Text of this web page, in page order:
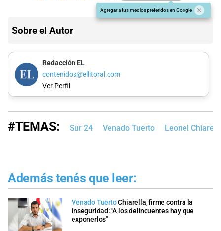
Agregar a tus medios preferidos en Google
Sobre el Autor
Redacción EL
contenidos@ellitoral.com
Ver Perfil
#TEMAS: Sur 24 Venado Tuerto Leonel
Además tenés que leer:
Venado TuertoChiarella, firme contra la
inseguridad: "A los delincuentes hay que
exponerlos"